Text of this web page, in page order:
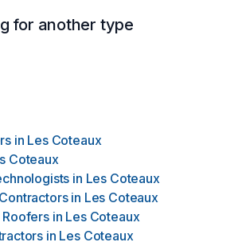
for another type
in Les Coteaux
Coteaux
in Les Coteaux
in Les Coteaux
Roofers in Les Coteaux
in Les Coteaux